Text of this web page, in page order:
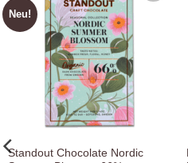
Neu!
Wunschliste
hinzufügen
Standout Chocolate Nordic